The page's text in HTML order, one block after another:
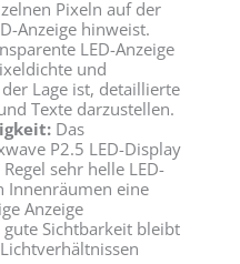
Pixeln auf der
Anzeige hinweist.
LED-Anzeige
und
Lage ist, detaillierte
Texte darzustellen.
Das
P2.5 LED-Display
sehr helle LED-
Innenräumen eine
Anzeige
Sichtbarkeit bleibt